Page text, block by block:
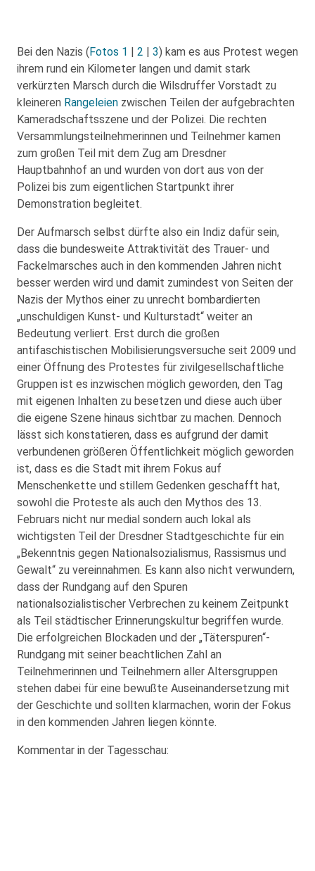
Bei den Nazis (Fotos 1 | 2 | 3) kam es aus Protest wegen
ihrem rund ein Kilometer langen und damit stark
verkürzten Marsch durch die Wilsdruffer Vorstadt zu
kleineren Rangeleien zwischen Teilen der aufgebrachten
Kameradschaftsszene und der Polizei. Die rechten
Versammlungsteilnehmerinnen und Teilnehmer kamen
zum großen Teil mit dem Zug am Dresdner
Hauptbahnhof an und wurden von dort aus von der
Polizei bis zum eigentlichen Startpunkt ihrer
Demonstration begleitet.
Der Aufmarsch selbst dürfte also ein Indiz dafür sein,
dass die bundesweite Attraktivität des Trauer- und
Fackelmarsches auch in den kommenden Jahren nicht
besser werden wird und damit zumindest von Seiten der
Nazis der Mythos einer zu unrecht bombardierten
„unschuldigen Kunst- und Kulturstadt“ weiter an
Bedeutung verliert. Erst durch die großen
antifaschistischen Mobilisierungsversuche seit 2009 und
einer Öffnung des Protestes für zivilgesellschaftliche
Gruppen ist es inzwischen möglich geworden, den Tag
mit eigenen Inhalten zu besetzen und diese auch über
die eigene Szene hinaus sichtbar zu machen. Dennoch
lässt sich konstatieren, dass es aufgrund der damit
verbundenen größeren Öffentlichkeit möglich geworden
ist, dass es die Stadt mit ihrem Fokus auf
Menschenkette und stillem Gedenken geschafft hat,
sowohl die Proteste als auch den Mythos des 13.
Februars nicht nur medial sondern auch lokal als
wichtigsten Teil der Dresdner Stadtgeschichte für ein
„Bekenntnis gegen Nationalsozialismus, Rassismus und
Gewalt“ zu vereinnahmen. Es kann also nicht verwundern,
dass der Rundgang auf den Spuren
nationalsozialistischer Verbrechen zu keinem Zeitpunkt
als Teil städtischer Erinnerungskultur begriffen wurde.
Die erfolgreichen Blockaden und der „Täterspuren“-
Rundgang mit seiner beachtlichen Zahl an
Teilnehmerinnen und Teilnehmern aller Altersgruppen
stehen dabei für eine bewußte Auseinandersetzung mit
der Geschichte und sollten klarmachen, worin der Fokus
in den kommenden Jahren liegen könnte.
Kommentar in der Tagesschau: